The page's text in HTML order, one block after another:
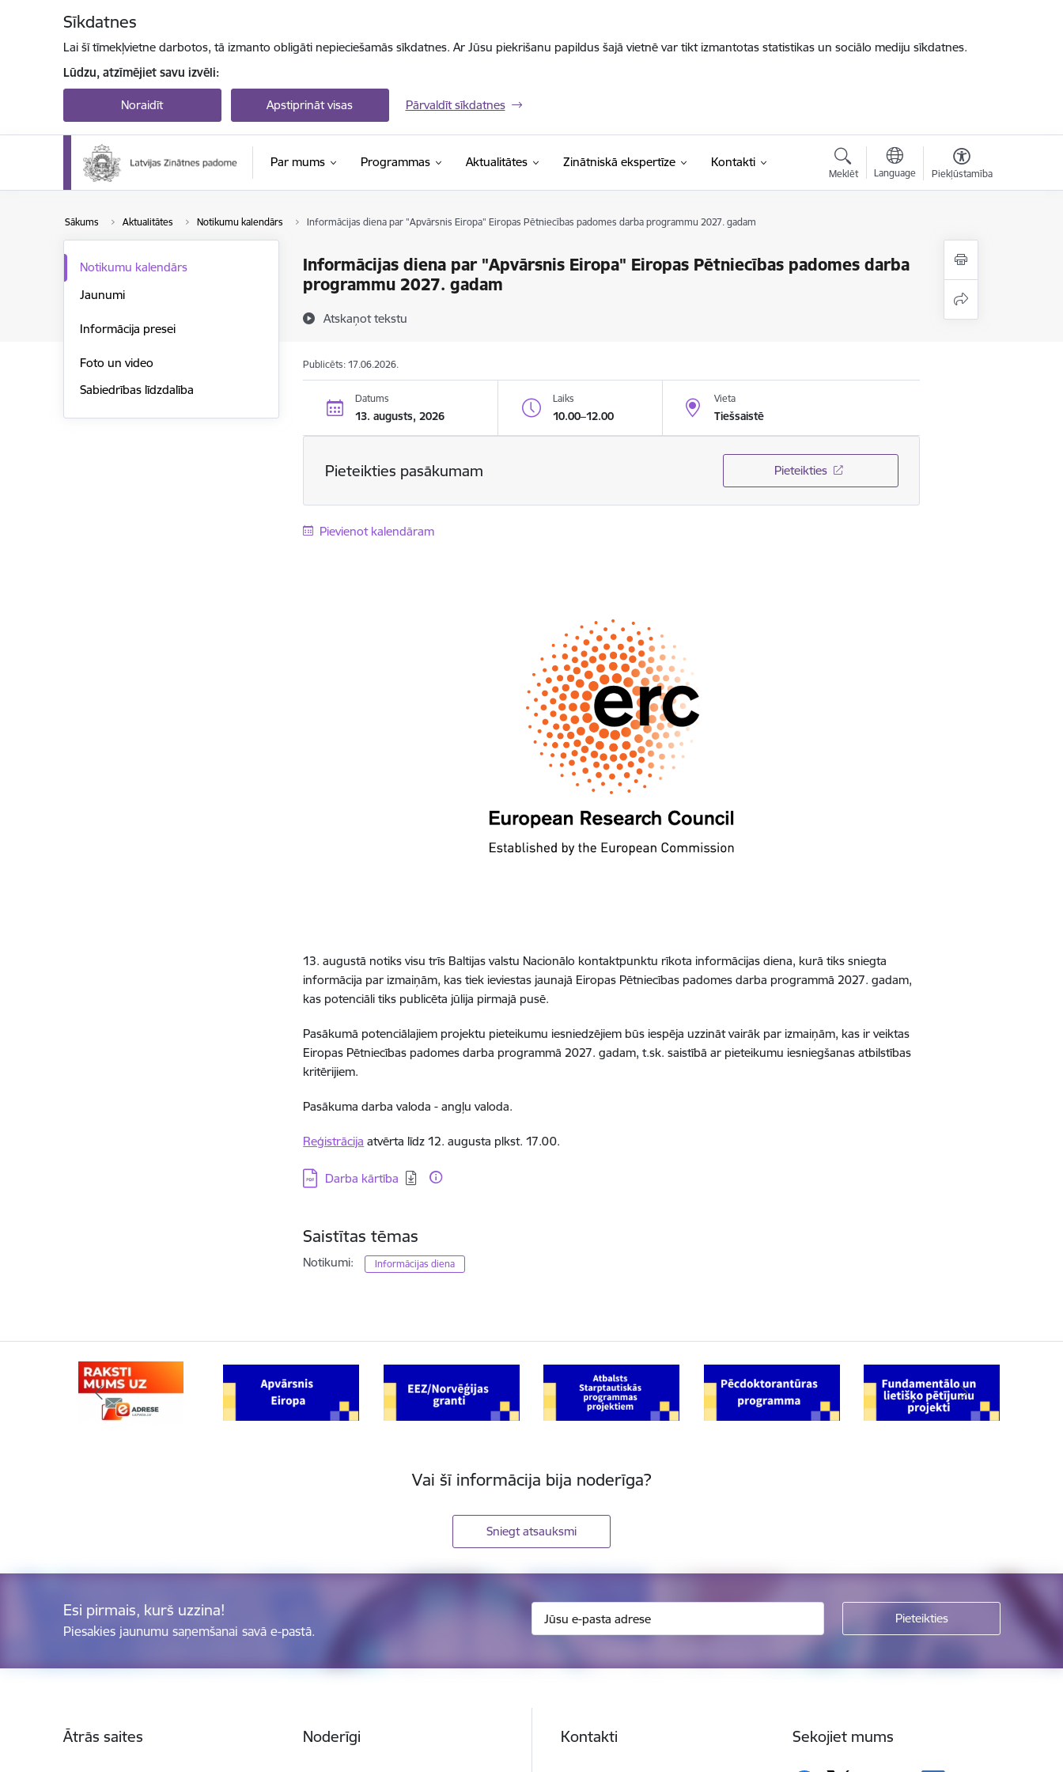
Sīkdatnes
Lai šī tīmekļvietne darbotos, tā izmanto obligāti nepieciešamās sīkdatnes. Ar Jūsu piekrišanu papildus šajā vietnē var tikt izmantotas statistikas un sociālo mediju sīkdatnes.
Lūdzu, atzīmējiet savu izvēli:
Noraidīt Apstiprināt visas Pārvaldīt sīkdatnes
Par mums Programmas Aktualitātes Zinātniskā ekspertīze Kontakti
Meklēt Language Piekļūstamība
Sākums Aktualitātes Notikumu kalendārs Informācijas diena par "Apvārsnis Eiropa" Eiropas Pētniecības padomes darba programmu 2027. gadam
Informācijas diena par "Apvārsnis Eiropa" Eiropas Pētniecības padomes darba
programmu 2027. gadam
Atskaņot tekstu
Notikumu kalendārs
Jaunumi
Informācija presei
Foto un video
Sabiedrības līdzdalība
Publicēts: 17.06.2026.
Datums
13. augusts, 2026
Laiks
10.00–12.00
Vieta
Tiešsaistē
Pieteikties pasākumam Pieteikties
Pievienot kalendāram
13. augustā notiks visu trīs Baltijas valstu Nacionālo kontaktpunktu rīkota informācijas diena, kurā tiks sniegta
informācija par izmaiņām, kas tiek ieviestas jaunajā Eiropas Pētniecības padomes darba programmā 2027. gadam,
kas potenciāli tiks publicēta jūlija pirmajā pusē.
Pasākumā potenciālajiem projektu pieteikumu iesniedzējiem būs iespēja uzzināt vairāk par izmaiņām, kas ir veiktas
Eiropas Pētniecības padomes darba programmā 2027. gadam, t.sk. saistībā ar pieteikumu iesniegšanas atbilstības
kritērijiem.
Pasākuma darba valoda - angļu valoda.
Reģistrācija atvērta līdz 12. augusta plkst. 17.00.
Lejupielādēt:
Darba kārtība
Saistītas tēmas
Notikumi: Informācijas diena
Vai šī informācija bija noderīga?
Sniegt atsauksmi
Esi pirmais, kurš uzzina!
Piesakies jaunumu saņemšanai savā e-pastā.
Ātrās saites Noderīgi Kontakti Sekojiet mums